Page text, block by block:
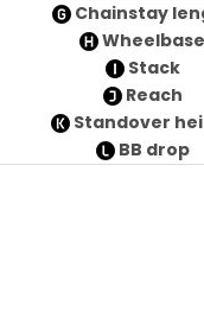
Chainstay
Wheelbase
Stack
Reach
Standover
BB drop